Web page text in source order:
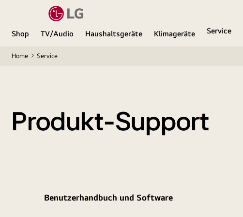
Shop TV/Audio Haushaltsgeräte Klimageräte Service
Home Service
Produkt-Support
Benutzerhandbuch und Software